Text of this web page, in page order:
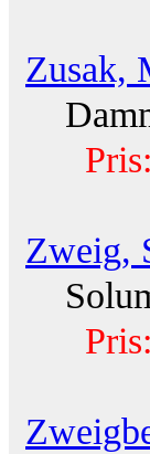
Zusak,
Zweig,